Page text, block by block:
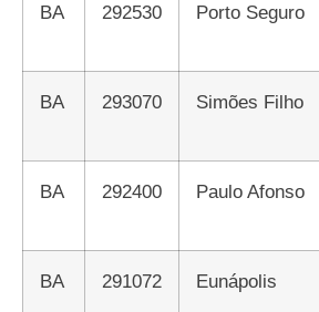
BA 292530 Porto Seguro
BA 293070 Simões Filho
BA 292400 Paulo Afonso
BA 291072 Eunápolis